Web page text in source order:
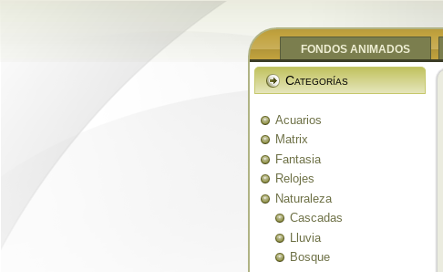
FONDOS ANIMADOS
Categorías
Acuarios
Matrix
Fantasia
Relojes
Naturaleza
Cascadas
Lluvia
Bosque